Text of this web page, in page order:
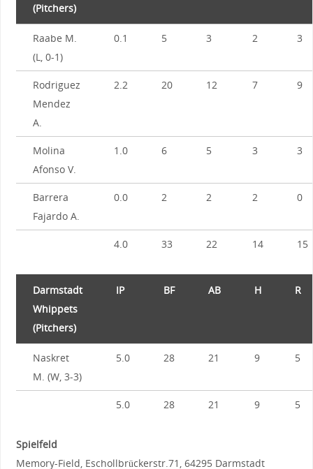
(Pitchers)
Raabe M.
(L, 0-1)
0.1 5 3 2 3
Rodriguez
Mendez
A.
2.2 20 12 7 9
Molina
Afonso V.
1.0 6 5 3 3
Barrera
Fajardo A.
0.0 2 2 2 0
4.0 33 22 14 15
Darmstadt
Whippets
(Pitchers)
IP BF AB H R
Naskret
M. (W, 3-3)
5.0 28 21 9 5
5.0 28 21 9 5
Spielfeld
Memory-Field, Eschollbrückerstr.71, 64295 Darmstadt